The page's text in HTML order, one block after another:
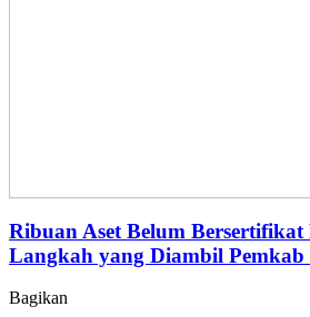
Ribuan Aset Belum Bersertifikat
Langkah yang Diambil Pemkab
Bagikan